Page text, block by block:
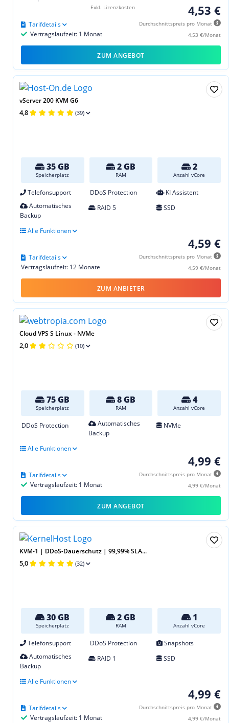
4,53 €
Durchschnittspreis pro Monat
4,53 €/Monat
Vertragslaufzeit: 1 Monat
Tarifdetails
Exkl. Lizenzkosten
ZUM ANGEBOT
vServer 200 KVM G6
4,8 (39)
35 GB
Speicherplatz
2 GB
RAM
2
Anzahl vCore
Telefonsupport DDoS Protection
KI Assistent
Automatisches
Backup
RAID 5 SSD
Alle Funktionen
4,59 €
Durchschnittspreis pro Monat
4,59 €/Monat
Vertragslaufzeit: 12 Monate
Tarifdetails
ZUM ANBIETER
Cloud VPS S Linux - NVMe
2,0 (10)
75 GB
Speicherplatz
8 GB
RAM
4
Anzahl vCore
DDoS Protection
Automatisches
Backup
NVMe
Alle Funktionen
4,99 €
Durchschnittspreis pro Monat
4,99 €/Monat
Vertragslaufzeit: 1 Monat
Tarifdetails
ZUM ANGEBOT
KVM-1 | DDoS-Dauerschutz | 99,99% SLA...
5,0 (32)
30 GB
Speicherplatz
2 GB
RAM
1
Anzahl vCore
Telefonsupport DDoS Protection
Snapshots
Automatisches
Backup
RAID 1 SSD
Alle Funktionen
4,99 €
Durchschnittspreis pro Monat
4,99 €/Monat
Vertragslaufzeit: 1 Monat
Tarifdetails